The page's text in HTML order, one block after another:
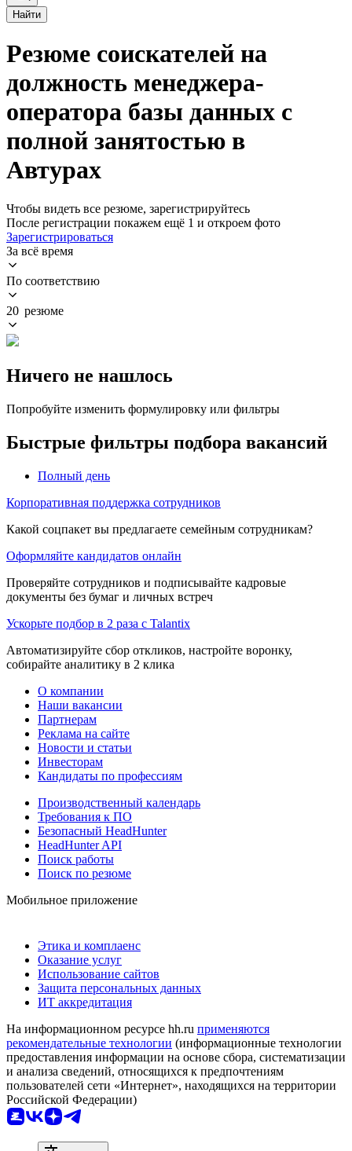
Найти
Резюме соискателей на
должность менеджера-
оператора базы данных с
полной занятостью в
Автурах
Чтобы видеть все резюме, зарегистрируйтесь
После регистрации покажем ещё 1 и откроем фото
Зарегистрироваться
За всё время
По соответствию
20 резюме
Ничего не нашлось
Попробуйте изменить формулировку или фильтры
Быстрые фильтры подбора вакансий
Полный день
Корпоративная поддержка сотрудников
Какой соцпакет вы предлагаете семейным сотрудникам?
Оформляйте кандидатов онлайн
Проверяйте сотрудников и подписывайте кадровые
документы без бумаг и личных встреч
Ускорьте подбор в 2 раза с Talantix
Автоматизируйте сбор откликов, настройте воронку,
собирайте аналитику в 2 клика
О компании
Наши вакансии
Партнерам
Реклама на сайте
Новости и статьи
Инвесторам
Кандидаты по профессиям
Производственный календарь
Требования к ПО
Безопасный HeadHunter
HeadHunter API
Поиск работы
Поиск по резюме
Мобильное приложение
Этика и комплаенс
Оказание услуг
Использование сайтов
Защита персональных данных
ИТ аккредитация
На информационном ресурсе hh.ru применяются
рекомендательные технологии (информационные технологии
предоставления информации на основе сбора, систематизации
и анализа сведений, относящихся к предпочтениям
пользователей сети «Интернет», находящихся на территории
Российской Федерации)